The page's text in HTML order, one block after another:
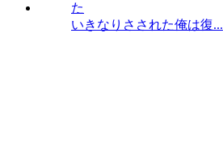
いきなりさされた俺は復...